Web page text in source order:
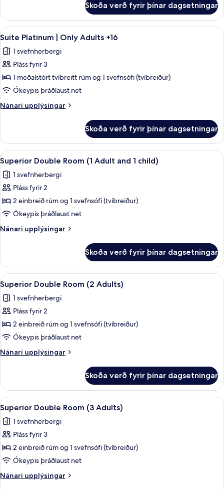
and
child)
Double
Room
(1
and
Skoða verð fyrir þínar dagsetningar
Skoða
allar
myndir
fyrir
Suite
Platinum
|
Only
+16
Öryggishólf í herbergi, skrifborð,
19
Suite Platinum | Only Adults +16
1 svefnherbergi
Pláss fyrir 3
1 meðalstórt tvíbreitt rúm og 1 svefnsófi (tvíbreiður)
Ókeypis þráðlaust net
Nánari upplýsingar
Nánari
Platinum
Only
Adults
+16
Skoða verð fyrir þínar dagsetningar
Skoða
allar
myndir
fyrir
Superior
Double
Room
(1
and
child)
Öryggishólf í herbergi, skrifborð,
6
Superior Double Room (1 Adult and 1 child)
1 svefnherbergi
Pláss fyrir 2
2 einbreið rúm og 1 svefnsófi (tvíbreiður)
Ókeypis þráðlaust net
Nánari upplýsingar
Nánari
Double
Room
(1
Adult
and
Skoða verð fyrir þínar dagsetningar
Skoða
allar
myndir
fyrir
Superior
Double
Room
(2
Öryggishólf í herbergi, skrifborð,
6
Superior Double Room (2 Adults)
1 svefnherbergi
Pláss fyrir 2
2 einbreið rúm og 1 svefnsófi (tvíbreiður)
Ókeypis þráðlaust net
Nánari upplýsingar
Nánari
Double
Room
(2
Adults)
Skoða verð fyrir þínar dagsetningar
Skoða
allar
myndir
fyrir
Superior
Double
Room
(3
Öryggishólf í herbergi, skrifborð,
6
Superior Double Room (3 Adults)
1 svefnherbergi
Pláss fyrir 3
2 einbreið rúm og 1 svefnsófi (tvíbreiður)
Ókeypis þráðlaust net
Nánari upplýsingar
Nánari